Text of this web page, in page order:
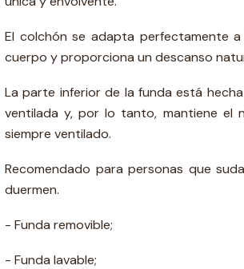
El colchón se adapta perfectamente
cuerpo y proporciona un descanso
La parte inferior de la funda está
ventilada y, por lo tanto, mantiene el
siempre ventilado.
Recomendado para personas que
duermen.
- Funda removible;
- Funda lavable;